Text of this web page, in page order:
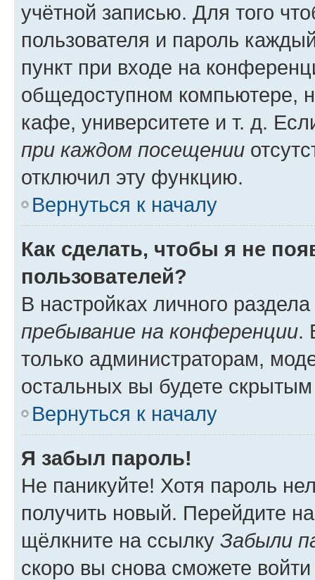
учётной записью. Для того
пользователя и пароль
пункт при входе на
общедоступном компьютере,
кафе, университете и т. д.
при каждом посещении
отключил эту функцию.
Вернуться к началу
Как сделать, чтобы я не
пользователей?
В настройках личного
пребывание на конференции.
только администраторам,
остальных вы будете
Вернуться к началу
Я забыл пароль!
Не паникуйте! Хотя пароль
получить новый. Перейдите
щёлкните на ссылку Забыли
скоро вы снова сможете